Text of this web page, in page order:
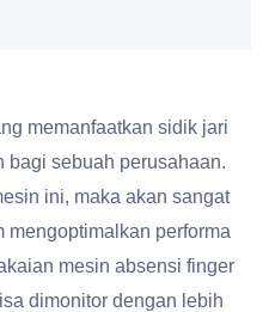
memanfaatkan sidik jari
bagi sebuah perusahaan.
ini, maka akan sangat
mengoptimalkan performa
mesin absensi finger
dimonitor dengan lebih